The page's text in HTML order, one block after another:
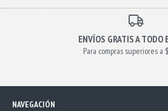
ENVÍOS GRATIS A TODO
Para compras superiores a
NAVEGACIÓN